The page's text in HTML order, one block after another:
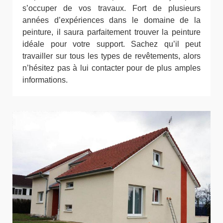
s’occuper de vos travaux. Fort de plusieurs
années d’expériences dans le domaine de la
peinture, il saura parfaitement trouver la peinture
idéale pour votre support. Sachez qu’il peut
travailler sur tous les types de revêtements, alors
n’hésitez pas à lui contacter pour de plus amples
informations.